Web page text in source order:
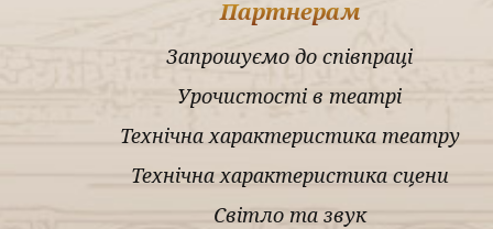
Партнерам
Запрошуємо до співпраці
Урочистості в театрі
Технічна характеристика театру
Технічна характеристика сцени
Світло та звук